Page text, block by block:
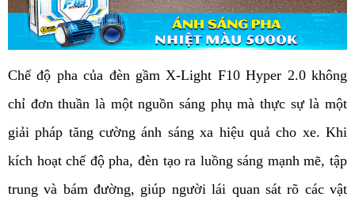
Chế độ pha của đèn gầm X-Light F10 Hyper 2.0 không
chỉ đơn thuần là một nguồn sáng phụ mà thực sự là một
giải pháp tăng cường ánh sáng xa hiệu quả cho xe. Khi
kích hoạt chế độ pha, đèn tạo ra luồng sáng mạnh mẽ, tập
trung và bám đường, giúp người lái quan sát rõ các vật